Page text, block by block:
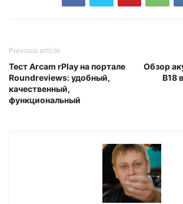
Previous article
Тест Arcam rPlay на портале
Roundreviews: удобный,
качественный,
функциональный
Обзор
B18